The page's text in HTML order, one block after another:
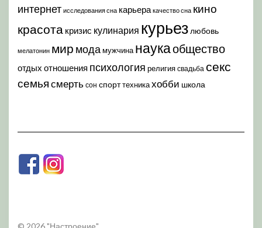
интернет исследования сна карьера качество сна кино
красота кризис кулинария курьез любовь
мелатонин мир модамужчина наукаобщество
отдых отношения психология религия свадьба секс
семья смерть сон спорттехникахобби школа
© 2026 "Настроение"